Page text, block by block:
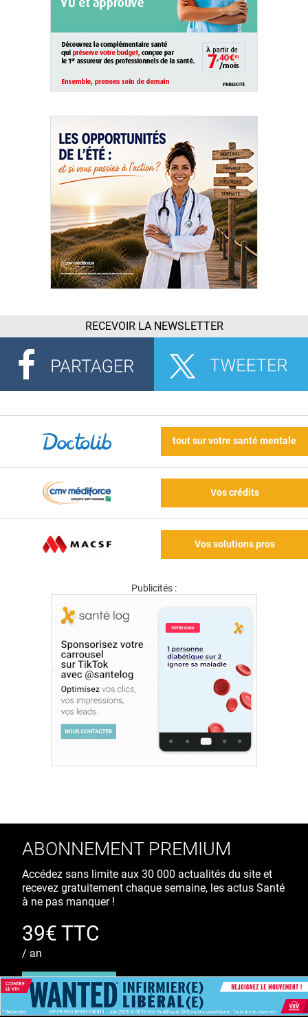
RECEVOIR LA NEWSLETTER
tout sur votre santé mentale
Vos crédits
Vos solutions pros
Publicités :
ABONNEMENT PREMIUM
Accédez sans limite aux 30 000 actualités du site et
recevez gratuitement chaque semaine, les actus Santé
à ne pas manquer !
39€ TTC
/ an
S'ABONNER